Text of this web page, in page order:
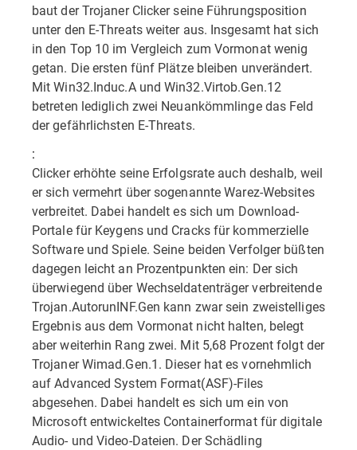
baut der Trojaner Clicker seine Führungsposition
unter den E-Threats weiter aus. Insgesamt hat sich
in den Top 10 im Vergleich zum Vormonat wenig
getan. Die ersten fünf Plätze bleiben unverändert.
Mit Win32.Induc.A und Win32.Virtob.Gen.12
betreten lediglich zwei Neuankömmlinge das Feld
der gefährlichsten E-Threats.
:
Clicker erhöhte seine Erfolgsrate auch deshalb, weil
er sich vermehrt über sogenannte Warez-Websites
verbreitet. Dabei handelt es sich um Download-
Portale für Keygens und Cracks für kommerzielle
Software und Spiele. Seine beiden Verfolger büßten
dagegen leicht an Prozentpunkten ein: Der sich
überwiegend über Wechseldatenträger verbreitende
Trojan.AutorunINF.Gen kann zwar sein zweistelliges
Ergebnis aus dem Vormonat nicht halten, belegt
aber weiterhin Rang zwei. Mit 5,68 Prozent folgt der
Trojaner Wimad.Gen.1. Dieser hat es vornehmlich
auf Advanced System Format(ASF)-Files
abgesehen. Dabei handelt es sich um ein von
Microsoft entwickeltes Containerformat für digitale
Audio- und Video-Dateien. Der Schädling